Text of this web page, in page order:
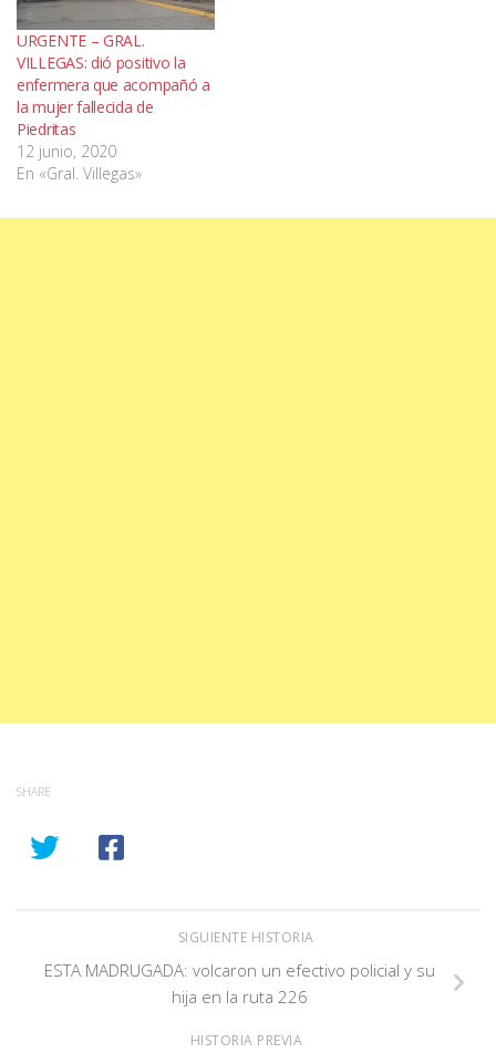
URGENTE – GRAL.
VILLEGAS: dió positivo la
enfermera que acompañó a
la mujer fallecida de
Piedritas
12 junio, 2020
En «Gral. Villegas»
SHARE
SIGUIENTE HISTORIA
ESTA MADRUGADA: volcaron un efectivo policial y su
hija en la ruta 226
HISTORIA PREVIA